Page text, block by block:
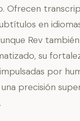
Ofrecen
en
Rev
su
por
precisión